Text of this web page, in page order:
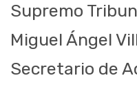
Supremo
Miguel Ángel
Secretario de